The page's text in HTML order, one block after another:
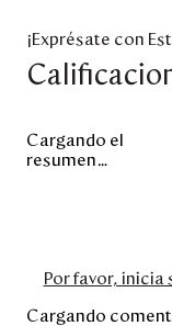
¡Exprésate con
Cargando el
resumen…
Por favor,
Cargando